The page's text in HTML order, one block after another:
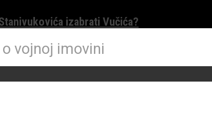
izabrati Vučića?
vojnoj imovini